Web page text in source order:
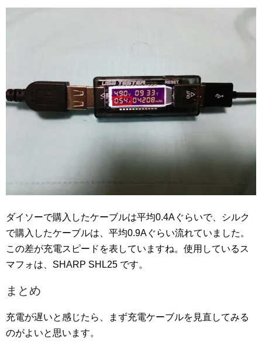
ダイソーで購入したケーブルは平均0.4Aぐらいで、シルク
で購入したケーブルは、平均0.9Aぐらい流れていました。
この差が充電スピードを表していますね。使用しているス
マフォは、SHARP SHL25 です。
まとめ
充電が遅いと感じたら、まず充電ケーブルを見直してみる
のがよいと思います。